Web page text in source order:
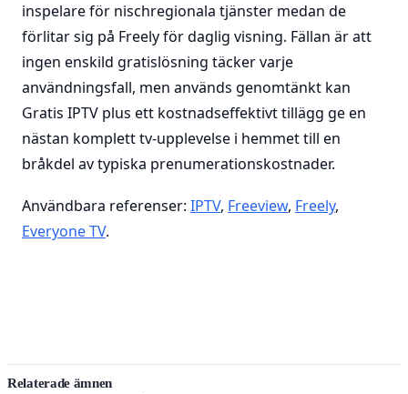
inspelare för nischregionala tjänster medan de
förlitar sig på Freely för daglig visning. Fällan är att
ingen enskild gratislösning täcker varje
användningsfall, men används genomtänkt kan
Gratis IPTV plus ett kostnadseffektivt tillägg ge en
nästan komplett tv-upplevelse i hemmet till en
bråkdel av typiska prenumerationskostnader.
Användbara referenser: IPTV, Freeview, Freely,
Everyone TV.
Relaterade ämnen